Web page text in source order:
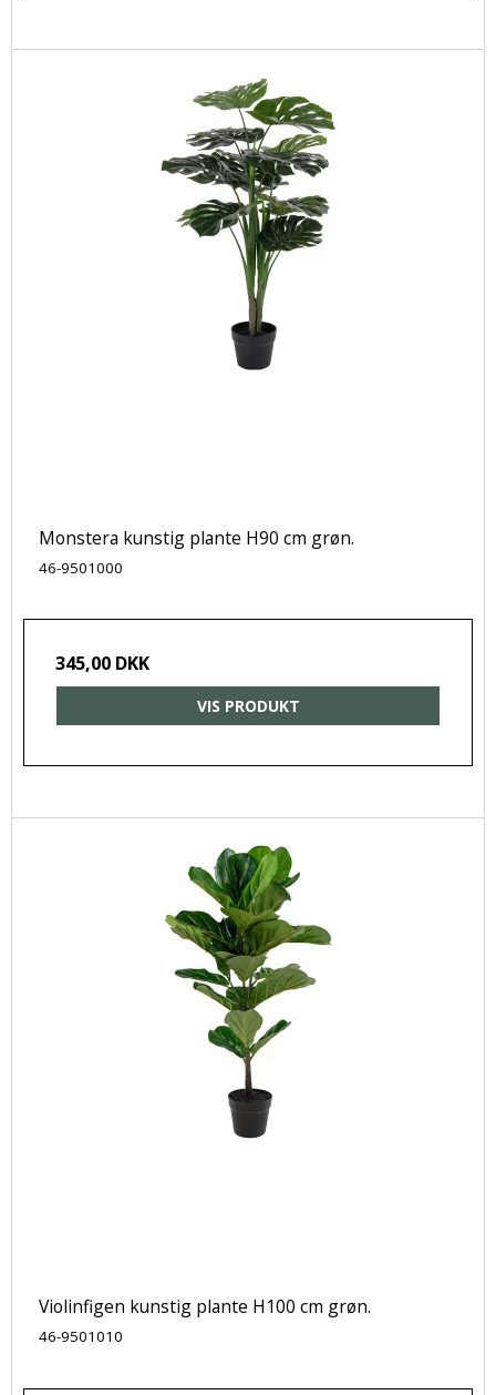
Monstera kunstig plante H90 cm grøn.
46-9501000
345,00 DKK
VIS PRODUKT
Violinfigen kunstig plante H100 cm grøn.
46-9501010